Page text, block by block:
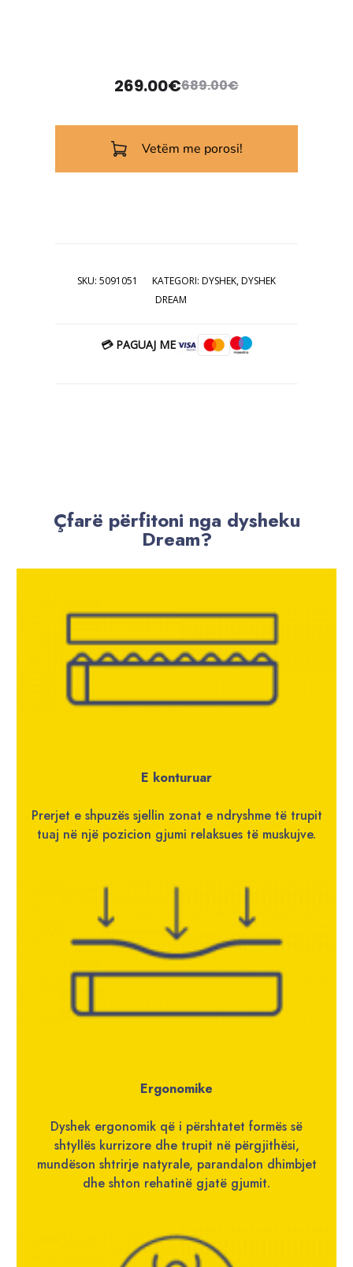
689.00€
269.00€
Vetëm me porosi!
SKU: 5091051 KATEGORI: DYSHEK,DYSHEK
DREAM
💳 PAGUAJ ME
Çfarë përfitoni nga dysheku
Dream?
E konturuar
Prerjet e shpuzës sjellin zonat e ndryshme të trupit
tuaj në një pozicion gjumi relaksues të muskujve.
Ergonomike
Dyshek ergonomik që i përshtatet formës së
shtyllës kurrizore dhe trupit në përgjithësi,
mundëson shtrirje natyrale, parandalon dhimbjet
dhe shton rehatinë gjatë gjumit.